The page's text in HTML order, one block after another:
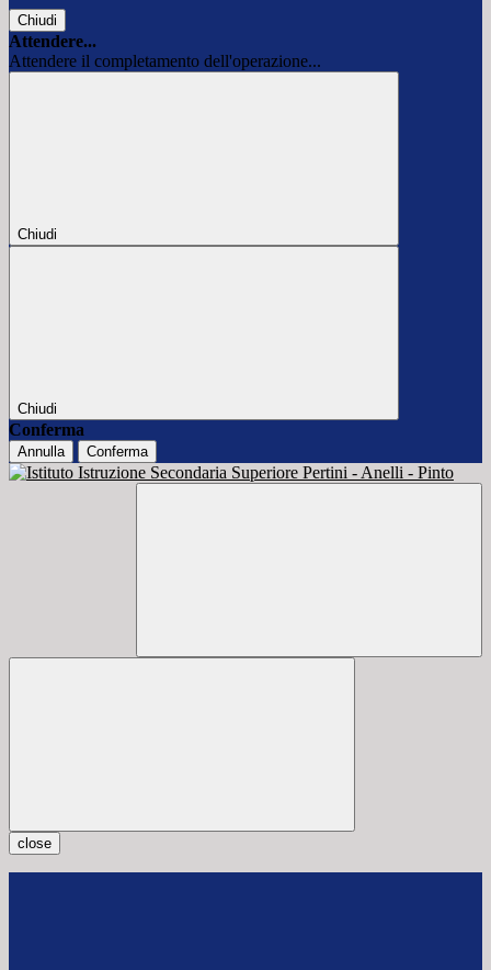
Chiudi
Attendere...
Attendere il completamento dell'operazione...
Chiudi
Chiudi
Conferma
Annulla Conferma
close